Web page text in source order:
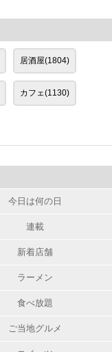
居酒屋(1804)
カフェ(1130)
今日は何の日
連載
新着店舗
ラーメン
食べ放題
ご当地グルメ